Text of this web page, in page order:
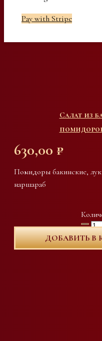
Pay with Stripe
Салат из
630,00 ₽
Помидоры бакинские,
наршараб
ДОБАВИТЬ В